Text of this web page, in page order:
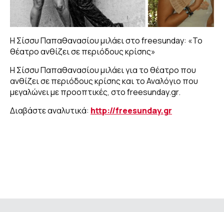
Η Σίσσυ Παπαθανασίου μιλάει στο freesunday: «Το
θέατρο ανθίζει σε περιόδους κρίσης»
Η Σίσσυ Παπαθανασίου μιλάει για το θέατρο που
ανθίζει σε περιόδους κρίσης και το Αναλόγιο που
μεγαλώνει με προοπτικές, στο freesunday.gr.
Διαβάστε αναλυτικά: http://freesunday.gr